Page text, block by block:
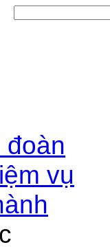
đoàn
vụ